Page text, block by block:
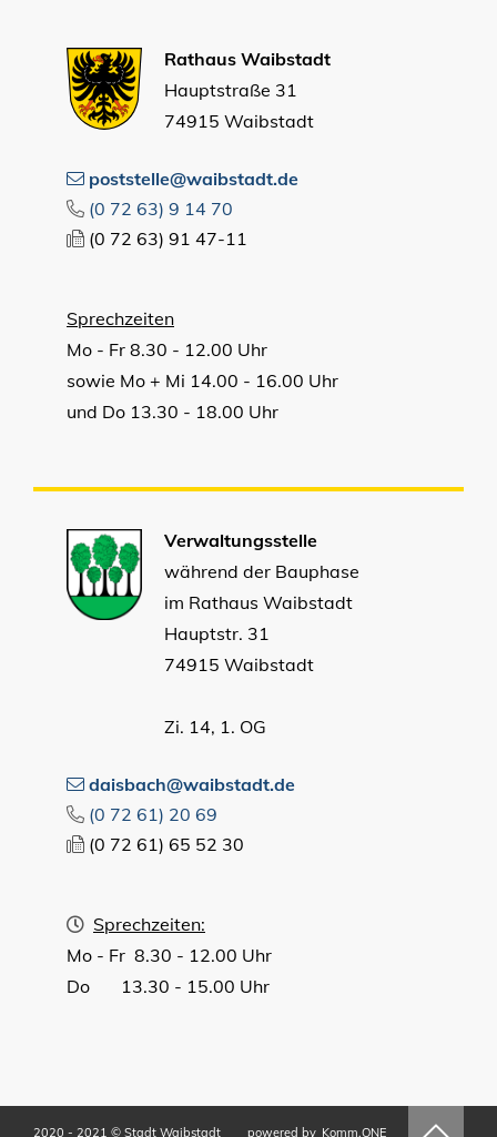
Rathaus Waibstadt
Hauptstraße 31
74915 Waibstadt
poststelle@waibstadt.de
(0 72 63) 9 14 70
(0 72 63) 91 47-11
Sprechzeiten
Mo - Fr 8.30 - 12.00 Uhr
sowie Mo + Mi 14.00 - 16.00 Uhr
und Do 13.30 - 18.00 Uhr
Verwaltungsstelle
während der Bauphase
im Rathaus Waibstadt
Hauptstr. 31
74915 Waibstadt
Zi. 14, 1. OG
daisbach@waibstadt.de
(0 72 61) 20 69
(0 72 61) 65 52 30
Sprechzeiten:
Mo - Fr 8.30 - 12.00 Uhr
Do 13.30 - 15.00 Uhr
2020 - 2021 © Stadt Waibstadt powered by Komm.ONE